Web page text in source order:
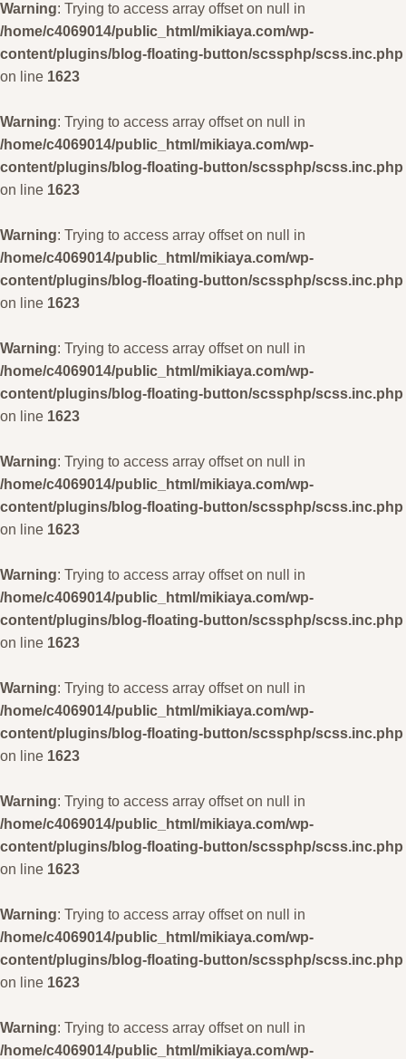
Warning: Trying to access array offset on null in
/home/c4069014/public_html/mikiaya.com/wp-
content/plugins/blog-floating-button/scssphp/scss.inc.php
on line 1623
Warning: Trying to access array offset on null in
/home/c4069014/public_html/mikiaya.com/wp-
content/plugins/blog-floating-button/scssphp/scss.inc.php
on line 1623
Warning: Trying to access array offset on null in
/home/c4069014/public_html/mikiaya.com/wp-
content/plugins/blog-floating-button/scssphp/scss.inc.php
on line 1623
Warning: Trying to access array offset on null in
/home/c4069014/public_html/mikiaya.com/wp-
content/plugins/blog-floating-button/scssphp/scss.inc.php
on line 1623
Warning: Trying to access array offset on null in
/home/c4069014/public_html/mikiaya.com/wp-
content/plugins/blog-floating-button/scssphp/scss.inc.php
on line 1623
Warning: Trying to access array offset on null in
/home/c4069014/public_html/mikiaya.com/wp-
content/plugins/blog-floating-button/scssphp/scss.inc.php
on line 1623
Warning: Trying to access array offset on null in
/home/c4069014/public_html/mikiaya.com/wp-
content/plugins/blog-floating-button/scssphp/scss.inc.php
on line 1623
Warning: Trying to access array offset on null in
/home/c4069014/public_html/mikiaya.com/wp-
content/plugins/blog-floating-button/scssphp/scss.inc.php
on line 1623
Warning: Trying to access array offset on null in
/home/c4069014/public_html/mikiaya.com/wp-
content/plugins/blog-floating-button/scssphp/scss.inc.php
on line 1623
Warning: Trying to access array offset on null in
/home/c4069014/public_html/mikiaya.com/wp-